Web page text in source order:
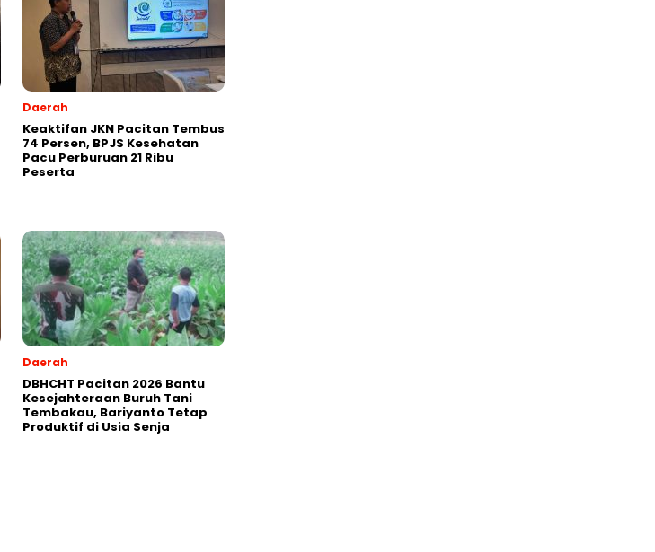
Daerah
Keaktifan JKN Pacitan Tembus
74 Persen, BPJS Kesehatan
Pacu Perburuan 21 Ribu
Peserta
Daerah
DBHCHT Pacitan 2026 Bantu
Kesejahteraan Buruh Tani
Tembakau, Bariyanto Tetap
Produktif di Usia Senja